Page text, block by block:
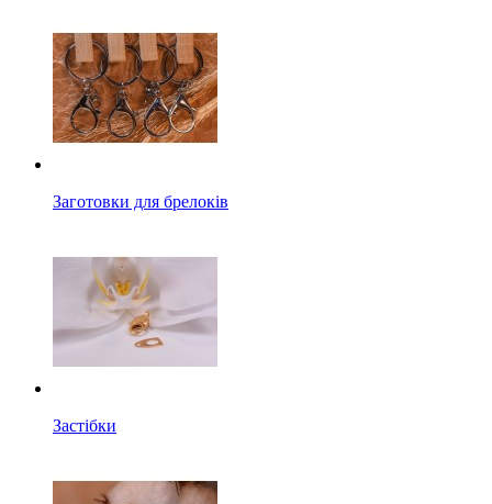
Заготовки для брелоків
Застібки